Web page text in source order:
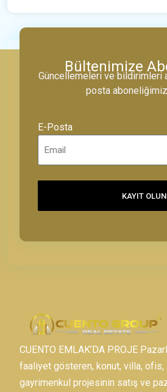
Bültenimize
Güncellemeleri ve bildirimleri
posta
E-Posta
KAYIT OLUN
CUENTO EMLAK’DA PROJE
faaliyet gösteren, konut, villa,
gayrimenkul projesinin satış ve